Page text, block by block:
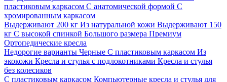
пластиковым каркасом С анатомической формой С
хромированным каркасом
Выдерживают 200 кг Из натуральной кожи Выдерживают 150
кг С высокой спинкой Большого размера Премиум
Ортопедические кресла
Недорогие варианты Черные С пластиковым каркасом Из
экокожи Кресла и стулья с подлокотниками Кресла и стулья
без колесиков
С пластиковым каркасом Компьютерные кресла и стулья для